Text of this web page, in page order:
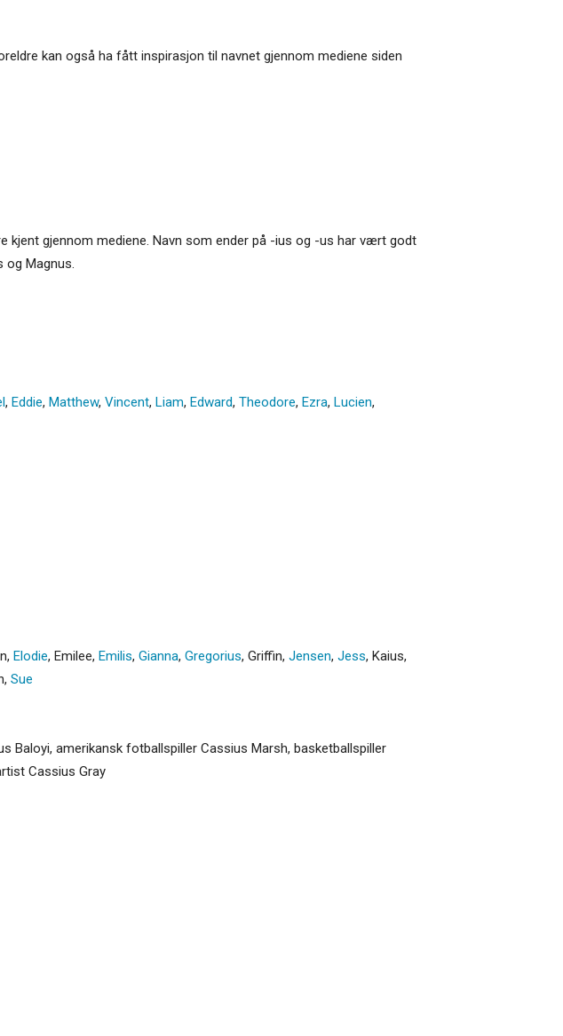
kan også ha fått inspirasjon til navnet gjennom mediene siden
gjennom mediene. Navn som ender på -ius og -us har vært godt
Magnus.
, Eddie, Matthew, Vincent, Liam, Edward, Theodore, Ezra, Lucien,
, Elodie, Emilee, Emilis, Gianna, Gregorius, Griffin, Jensen, Jess, Kaius,
, Sue
Baloyi, amerikansk fotballspiller Cassius Marsh, basketballspiller
Cassius Gray